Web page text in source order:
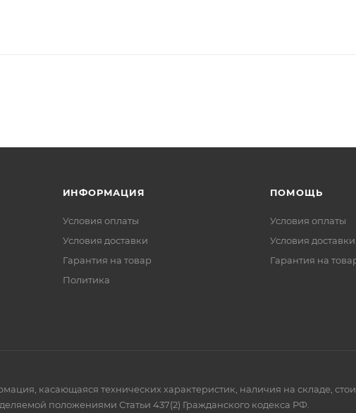
ИНФОРМАЦИЯ
Условия оплаты
Условия доставки
Гарантия на товар
Политика
ПОМОЩЬ
Условия оплаты
Условия доставки
Гарантия на
касающаяся технических характеристик, наличия на складе,
положениями Статьи 437(2) Гражданского кодекса РФ.